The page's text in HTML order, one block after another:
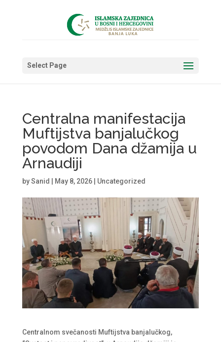
Select Page
Centralna manifestacija
Muftijstva banjalučkog
povodom Dana džamija u
Arnaudiji
bySanid May 8, 2026| Uncategorized
Centralnom svečanosti Muftijstva banjalučkog,